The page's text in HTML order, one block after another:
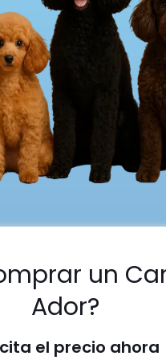
un
Ador?
el precio ahora